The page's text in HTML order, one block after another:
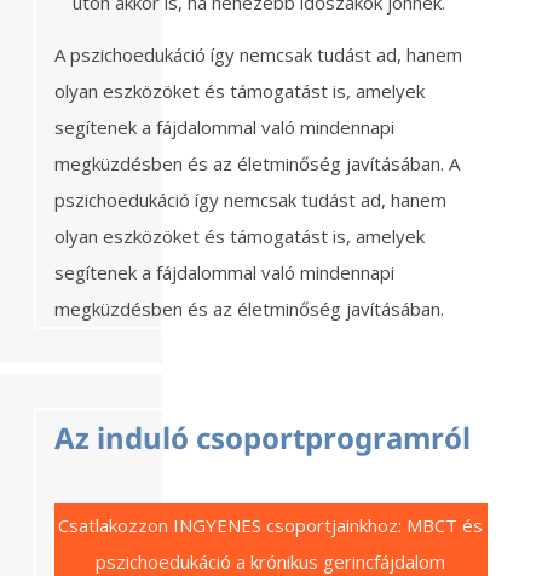
A pszichoedukáció így nemcsak tudást ad, hanem
olyan eszközöket és támogatást is, amelyek
segítenek a fájdalommal való mindennapi
megküzdésben és az életminőség javításában. A
pszichoedukáció így nemcsak tudást ad, hanem
olyan eszközöket és támogatást is, amelyek
segítenek a fájdalommal való mindennapi
megküzdésben és az életminőség javításában.
Az induló csoportprogramról
Csatlakozzon INGYENES csoportjainkhoz: MBCT és
pszichoedukáció a krónikus gerincfájdalom